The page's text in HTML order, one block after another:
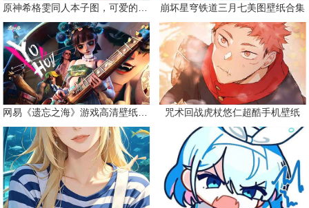
崩坏星穹铁道三月七美图壁纸合集
咒术回战虎杖悠仁超酷手机壁纸